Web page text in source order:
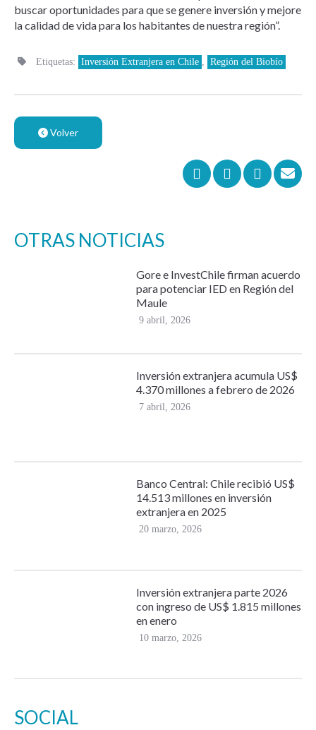
buscar oportunidades para que se genere inversión y mejore
la calidad de vida para los habitantes de nuestra región”.
Etiquetas: Inversión Extranjera en Chile , Región del Biobío
Volver
OTRAS NOTICIAS
Gore e InvestChile firman acuerdo
para potenciar IED en Región del
Maule
9 abril, 2026
Inversión extranjera acumula US$
4.370 millones a febrero de 2026
7 abril, 2026
Banco Central: Chile recibió US$
14.513 millones en inversión
extranjera en 2025
20 marzo, 2026
Inversión extranjera parte 2026
con ingreso de US$ 1.815 millones
en enero
10 marzo, 2026
SOCIAL